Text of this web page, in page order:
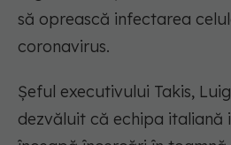
să oprească infectarea
coronavirus.
Șeful executivului Takis,
dezvăluit că echipa italiană